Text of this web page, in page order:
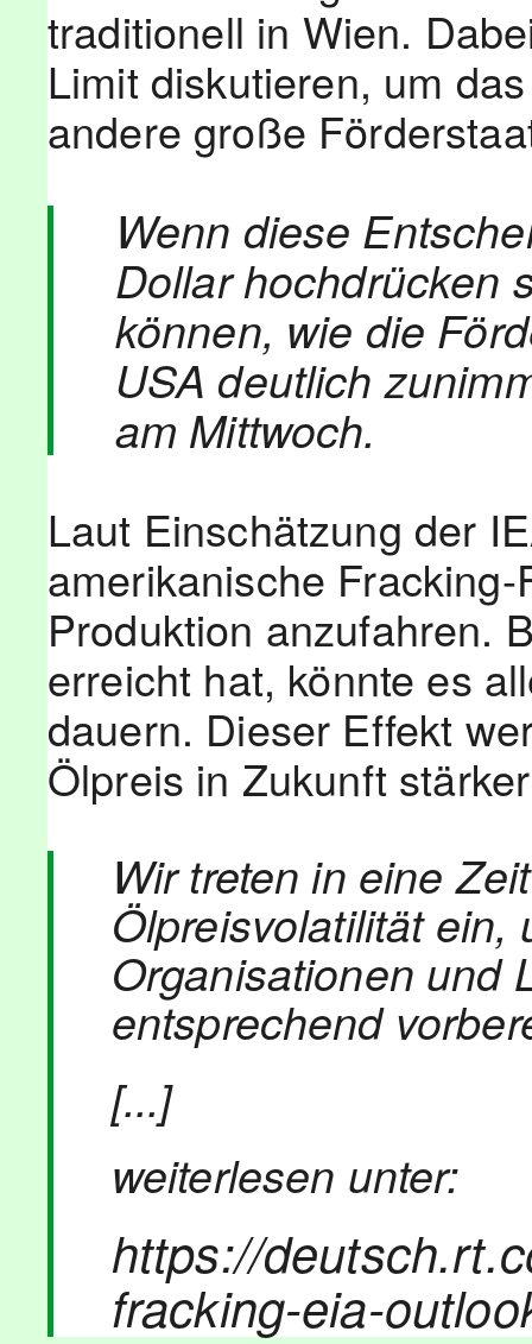
traditionell in Wien.
Limit diskutieren, um
andere große
Wenn diese
Dollar hochdrücken
können, wie die
USA deutlich
am Mittwoch.
Laut Einschätzung der
amerikanische
Produktion anzufahren.
erreicht hat, könnte es
dauern. Dieser Effekt
Ölpreis in Zukunft
Wir treten in eine
Ölpreisvolatilität ein,
Organisationen und
entsprechend
[...]
weiterlesen unter:
https://
fracking-eia-